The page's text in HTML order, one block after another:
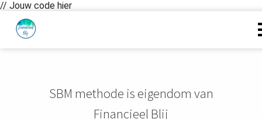
// Jouw code hier
SBM methode is eigendom van
Financieel Blij